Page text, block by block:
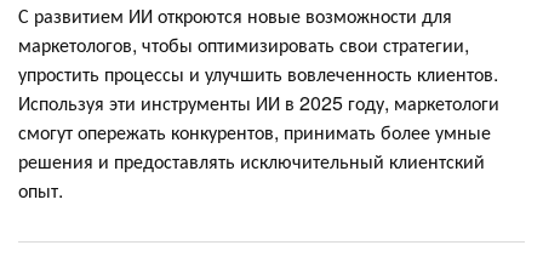
С развитием ИИ откроются новые возможности для
маркетологов, чтобы оптимизировать свои стратегии,
упростить процессы и улучшить вовлеченность клиентов.
Используя эти инструменты ИИ в 2025 году, маркетологи
смогут опережать конкурентов, принимать более умные
решения и предоставлять исключительный клиентский
опыт.